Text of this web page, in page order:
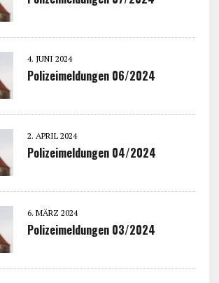
4. JUNI 2024
Polizeimeldungen 06/2024
2. APRIL 2024
Polizeimeldungen 04/2024
6. MÄRZ 2024
Polizeimeldungen 03/2024